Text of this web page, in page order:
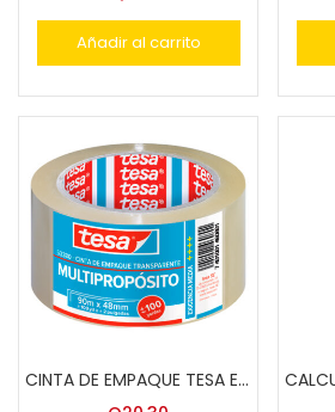
Añadir al carrito
CINTA DE EMPAQUE TESA ECON.TRANS. 2X90